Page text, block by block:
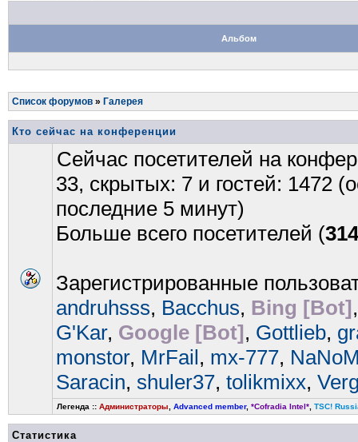
Альбом
Список форумов » Галерея
Кто сейчас на конференции
Сейчас посетителей на
33, скрытых: 7 и гостей: 1472
последние 5 минут)
Больше всего посетителей (
Зарегистрированные
andruhsss, Bacchus, Bing [Bot]
G'Kar, Google [Bot], Gottlieb,
monstor, MrFail, mx-777,
Saracin, shuler37, tolikmixx,
Легенда :: Администраторы Advanced member, *Cofradia Intel* TSC!
Статистика